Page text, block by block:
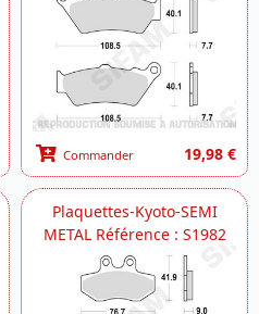
Commander 19,98 €
Plaquettes-Kyoto-SEMI
METAL Référence : S1982